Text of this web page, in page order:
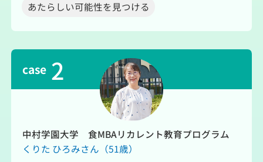
あたらしい可能性を見つける
case 2
中村学園大学 食MBAリカレント教育プログラム
くりた ひろみさん（51歳）